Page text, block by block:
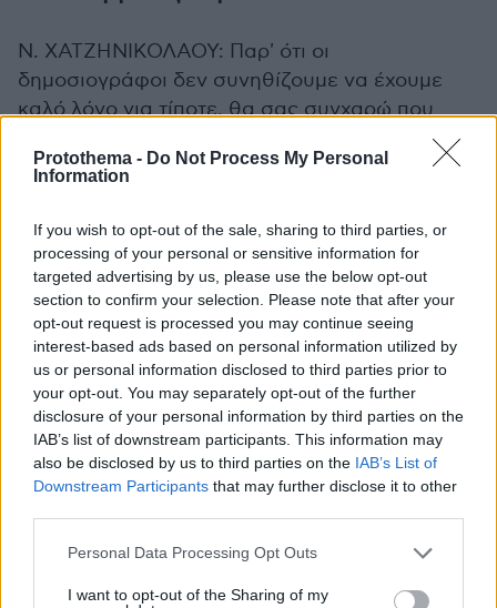
Protothema - Do Not Process My Personal
Information
If you wish to opt-out of the sale, sharing to third parties, or
processing of your personal or sensitive information for
targeted advertising by us, please use the below opt-out
section to confirm your selection. Please note that after your
opt-out request is processed you may continue seeing
interest-based ads based on personal information utilized by
us or personal information disclosed to third parties prior to
your opt-out. You may separately opt-out of the further
disclosure of your personal information by third parties on the
IAB’s list of downstream participants. This information may
also be disclosed by us to third parties on the IAB’s List of
Downstream Participants that may further disclose it to other
Please note that this website/app uses one or more Google
not limited to your visit or usage behaviour. You may click to
Personal Data Processing Opt Outs
I want to opt-out of the Sharing of my
Ν. ΧΑΤΖΗΝΙΚΟΛΑΟΥ: Παρ' ότι οι
δημοσιογράφοι δεν συνηθίζουμε να έχουμε
καλό λόγο για τίποτε, θα σας συγχαρώ που
συμφωνία, για την οποία ασκούμε μέχρι χτες οι
ελληνικές κυβερνήσεις, λέγοντας «Καλά, με
την Τουρκία έχουμε πρόβλημα. Με την Ιταλία
γιατί δεν λύνουμε τα θέματα και να
προχωρήσουμε;».
Ν. ΔΕΝΔΙΑΣ: Πήρε 40 χρόνια…
Ν. ΧΑΤΖΗΝΙΚΟΛΑΟΥ: Πήρε 40 χρόνια!
Ν. ΔΕΝΔΙΑΣ: Γιατί υπήρχαν ζητήματα.
Ν. ΧΑΤΖΗΝΙΚΟΛΑΟΥ: Το ερώτημα είναι
ακούσω τι κερδίζει η Ελλάδα από την